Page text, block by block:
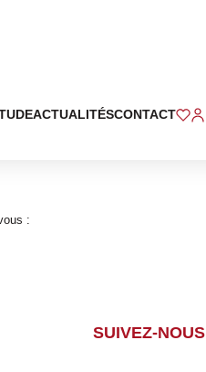
ACTUALITÉSCONTACT
:
SUIVEZ-NOUS